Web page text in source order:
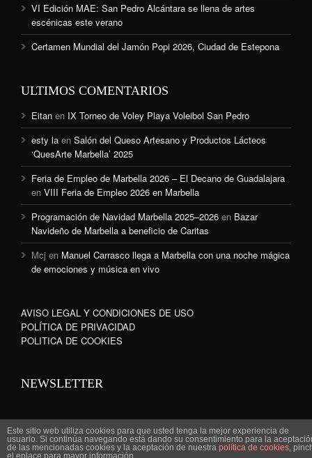
VI Edición MAE: San Pedro Alcántara se llena de artes
escénicas este verano
Certamen Mundial del Jamón Popi 2026, Ciudad de Estepona
ULTIMOS COMENTARIOS
Eitan en IX Torneo de Voley Playa Voleibol San Pedro
esty la en Salón del Queso Artesano y Productos Lácteos
‘QuesArte Marbella’ 2025
Feria de Empleo de Marbella 2026 – El Decano de Guadalajara
en VIII Feria de Empleo 2026 en Marbella
Programación de Navidad Marbella 2025–2026 en Bazar
Navideño de Marbella a beneficio de Caritas
Mcj en Manuel Carrasco llega a Marbella con una noche mágica
de emociones y música en vivo
AVISO LEGAL Y CONDICIONES DE USO
POLÍTICA DE PRIVACIDAD
POLITICA DE COOKIES
NEWSLETTER
www.marbella-sanpedro.com 2010©
Este sitio web utiliza cookies para que usted tenga la mejor experiencia de
usuario. Si continúa navegando está dando su consentimiento para la
de las mencionadas cookies y la aceptación de nuestra política de cookies,
el enlace para mayor información.